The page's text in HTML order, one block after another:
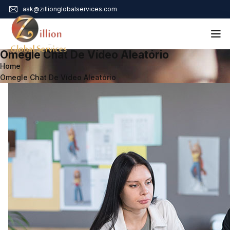
ask@zillionglobalservices.com
Home
About Us
Business Risk Management
Bookkeeping & Tax
Cyber Maturity
Cybersecurity Risk Management
Education & Training
Enterprise Risk Management & Risk Culture
Mock Audit & Examination
Service Education Resources
Sox Compliance
Omegle Chat De Vídeo Aleatório
Home
Omegle Chat De Vídeo Aleatório